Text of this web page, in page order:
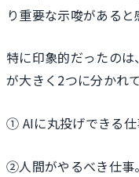
り重要な示唆があると
特に印象的だったの
が大きく2つに分かれ
① AIに丸投げできる仕
②人間がやるべき仕事。